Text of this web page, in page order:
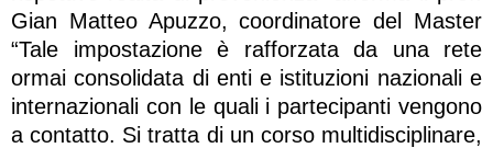
Gian Matteo Apuzzo, coordinatore del Master
“Tale impostazione è rafforzata da una rete
ormai consolidata di enti e istituzioni nazionali e
internazionali con le quali i partecipanti vengono
a contatto. Si tratta di un corso multidisciplinare,